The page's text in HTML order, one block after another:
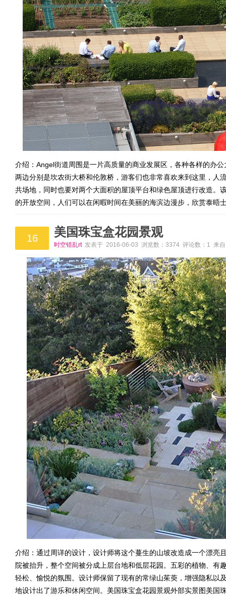
介绍：Angel街道周围是一片高质量的商业发展区，各种各样的办
两边分别是坎农街大桥和伦敦桥，游客们也非常喜欢来到这里，人
共场地，同时也要对两个大面积的屋顶平台和绿色屋顶进行改造
的开放空间，人们可以在闲暇时间在美丽的海滨边漫步，欣赏泰晤
16 美国珠宝盒花园景观
时空错乱rt发表于 2016-06-03 浏览数：3374 评论数：1 来
介绍：通过周详的设计，设计师将这个蔓生的山坡改造成一个漂亮
院被抬升，整个空间被分成上层台地和低层花园。五彩的植物、
轻松、愉悦的氛围。设计师保留了现有的常绿山茱萸，增强隐私以
地设计出了游乐和休闲空间。美国珠宝盒花园景观外部实景图美国